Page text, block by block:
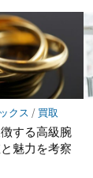
クス / 買取
する高級腕
魅力を考察